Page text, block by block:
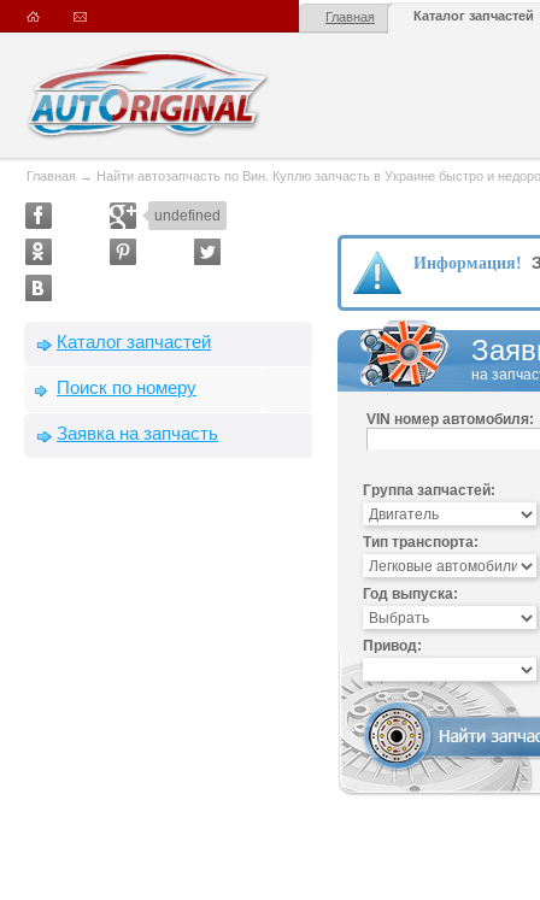
Главная Каталог запчастей
Главная → Найти автозапчасть по Вин. Куплю запчасть в Украине быстро и
undefined
Каталог запчастей
Поиск по номеру
Заявка на запчасть
Информация!
на
VIN номер автомобиля:
Группа запчастей:
Тип транспорта:
Год выпуска:
Привод: